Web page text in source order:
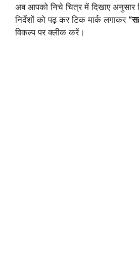
अब आपको निचे चित्र में दिखाए अनुसार
निर्देशों को पढ़ कर टिक मार्क लगाकर
विकल्प पर क्लीक करें।